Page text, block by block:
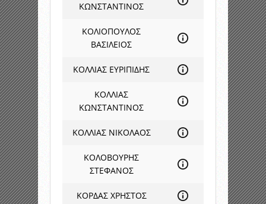
ΚΩΝΣΤΑΝΤΙΝΟΣ
ΚΟΛΙΟΠΟΥΛΟΣ
ΒΑΣΙΛΕΙΟΣ
ΚΟΛΛΙΑΣ ΕΥΡΙΠΙΔΗΣ
ΚΟΛΛΙΑΣ
ΚΩΝΣΤΑΝΤΙΝΟΣ
ΚΟΛΛΙΑΣ ΝΙΚΟΛΑΟΣ
ΚΟΛΟΒΟΥΡΗΣ
ΣΤΕΦΑΝΟΣ
ΚΟΡΔΑΣ ΧΡΗΣΤΟΣ